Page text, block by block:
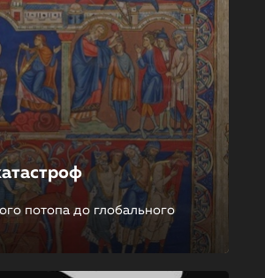
потопа до глобального